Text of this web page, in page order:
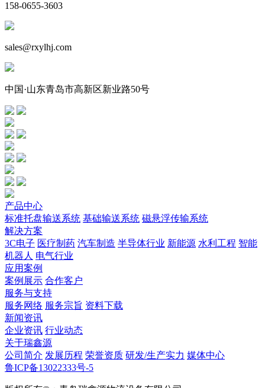
158-0655-3603
sales@rxylhj.com
中国·山东青岛市高新区新业路50号
产品中心
标准托盘输送系统 基础输送系统 磁悬浮传输系统
解决方案
3C电子 医疗制药 汽车制造 半导体行业 新能源 水利工程 智能
机器人 电气行业
应用案例
案例展示 合作客户
服务与支持
服务网络 服务宗旨 资料下载
新闻资讯
企业资讯 行业动态
关于瑞鑫源
公司简介 发展历程 荣誉资质 研发/生产实力 媒体中心
鲁ICP备13022333号-5